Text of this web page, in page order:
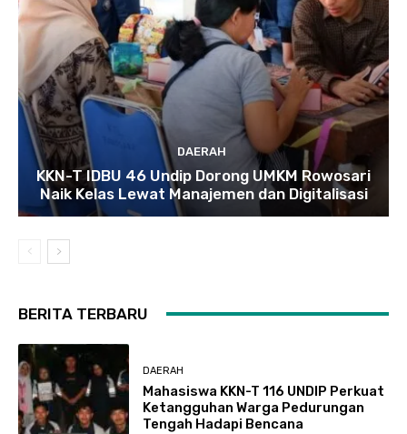
DAERAH
KKN-T IDBU 46 Undip Dorong UMKM Rowosari
Naik Kelas Lewat Manajemen dan Digitalisasi
BERITA TERBARU
DAERAH
Mahasiswa KKN-T 116 UNDIP Perkuat
Ketangguhan Warga Pedurungan
Tengah Hadapi Bencana